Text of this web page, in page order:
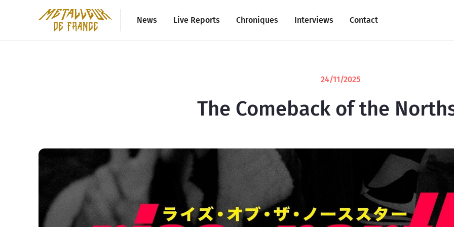
News Live Reports Chroniques Interviews Contact
24/11/2025
The Comeback of the